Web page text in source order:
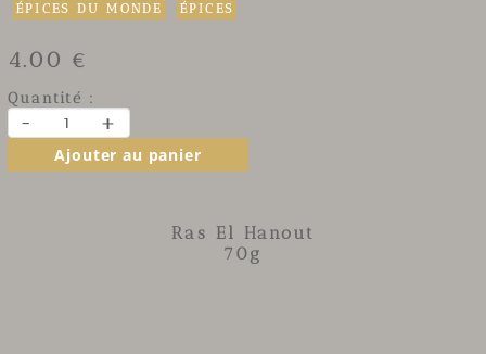
ÉPICES DU MONDE ÉPICES
4.00 €
Quantité :
- +
Ajouter au panier
Ras El Hanout
70g